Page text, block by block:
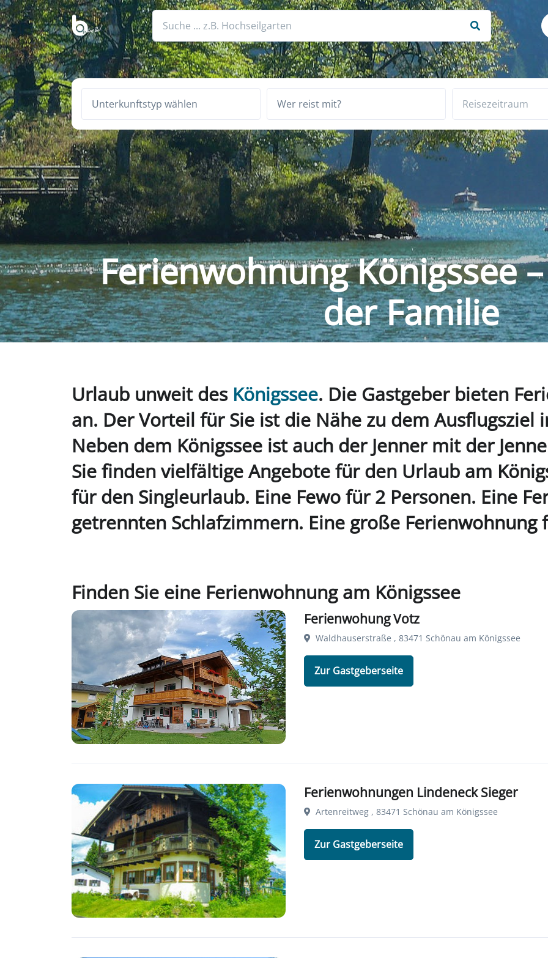
Unterkunftstyp wählen Wer reist mit?
Ferienwohnung Königssee
der Familie
Urlaub unweit des Königssee. Die Gastgeber bieten
an. Der Vorteil für Sie ist die Nähe zu dem Ausflugsziel
Neben dem Königssee ist auch der Jenner mit der
Sie finden vielfältige Angebote für den Urlaub am
für den Singleurlaub. Eine Fewo für 2 Personen. Eine
getrennten Schlafzimmern. Eine große Ferienwohnung
Finden Sie eine Ferienwohnung am Königssee
Ferienwohung Votz
Waldhauserstraße , 83471 Schönau am Königssee
Zur Gastgeberseite
Ferienwohnungen Lindeneck Sieger
Artenreitweg , 83471 Schönau am Königssee
Zur Gastgeberseite